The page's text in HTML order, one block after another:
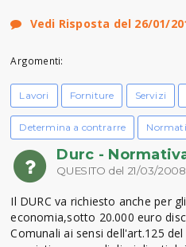
Vedi Risposta del 26/01/
Argomenti:
Lavori Forniture Servizi
Determina a contrarre
Durc -
QUESITO del 21/03/2008
Il DURC va richiesto anche per
economia,sotto 20.000 euro
Comunali ai sensi dell'art.125